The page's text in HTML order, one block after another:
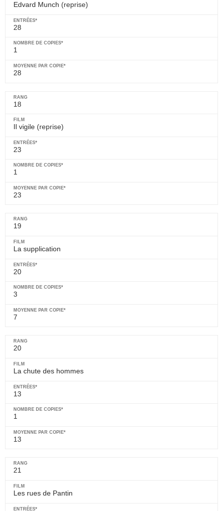
Edvard Munch (reprise)
28
1
28
18
Il vigile (reprise)
23
1
23
19
La supplication
20
3
7
20
La chute des hommes
13
1
13
21
Les rues de Pantin